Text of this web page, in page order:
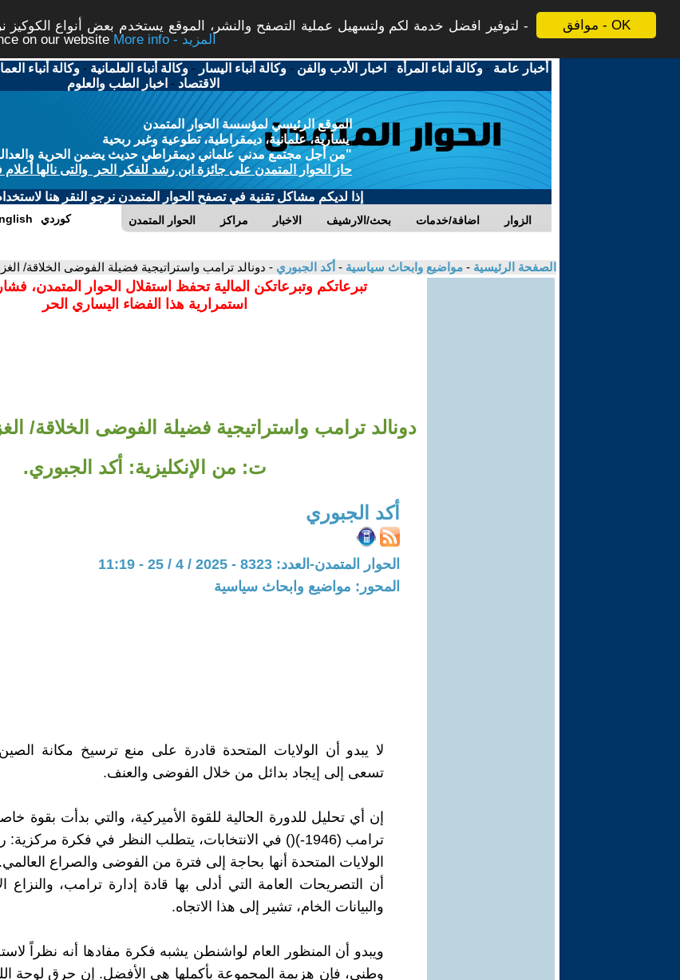
موافق - OK
لتوفير افضل خدمة لكم ولتسهيل عملية التصفح والنشر، الموقع يستخدم بعض أنواع
on our website
More info - المزيد
أخبار عامة -وكالة أنباء المرأة - اخبار الأدب والفن -وكالة أنباء اليسار -وكالة أنباء العلمانية -وكالة أنباء
الاقتصاد - اخبار الطب والعلوم
الموقع الرئيسي لمؤسسة الحوار المتمدن
يسارية، علمانية، ديمقراطية، تطوعية وغير ربحية
"من أجل مجتمع مدني علماني ديمقراطي حديث يضمن الحرية والعدالة
حاز الحوار المتمدن على جائزة ابن رشد للفكر الحر والتى نالها أعلام
إذا لديكم مشاكل تقنية في تصفح الحوار المتمدن نرجو النقر هنا
الحوار المتمدن مراكز الاخبار بحث/الارشيف اضافة/خدمات الزوار كوردي
الصفحة الرئيسية - مواضيع وابحاث سياسية - أكد الجبوري - دونالد ترامب واستراتيجية فضيلة الفوضى الخلاقة/
تبرعاتكم وتبرعاتكن المالية تحفظ استقلال الحوار المتمدن،
استمرارية هذا الفضاء اليساري الحر
دونالد ترامب واستراتيجية فضيلة الفوضى الخلاقة/
ت: من الإنكليزية: أكد الجبوري.
أكد الجبوري
الحوار المتمدن-العدد: 8323 - 2025 / 4 / 25 - 11:19
المحور: مواضيع وابحاث سياسية
لا يبدو أن الولايات المتحدة قادرة على منع ترسيخ مكانة
تسعى إلى إيجاد بدائل من خلال الفوضى والعنف.
إن أي تحليل للدورة الحالية للقوة الأميركية، والتي بدأت بقوة
ترامب (1946-)() في الانتخابات، يتطلب النظر في فكرة
الولايات المتحدة أنها بحاجة إلى فترة من الفوضى والصراع
أن التصريحات العامة التي أدلى بها قادة إدارة ترامب، والنزاع
والبيانات الخام، تشير إلى هذا الاتجاه.
ويبدو أن المنظور العام لواشنطن يشبه فكرة مفادها أنه نظراً
وطني، فإن هزيمة المجموعة بأكملها هي الأفضل. إن حرق لوحة